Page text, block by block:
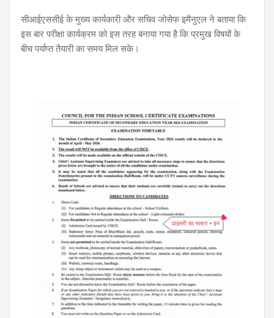
सीआईएससीई के मुख्य कार्यकारी और सचिव जोसेफ इमैनुएल ने बताया कि
इस बार परीक्षा कार्यक्रम को इस तरह बनाया गया है कि प्रमुख विषयों के
बीच पर्याप्त तैयारी का समय मिल सके।